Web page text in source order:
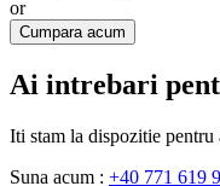
or
Cumpara acum
Ai intrebari
Iti stam la dispozitie pentru
Suna acum : +40 771 619